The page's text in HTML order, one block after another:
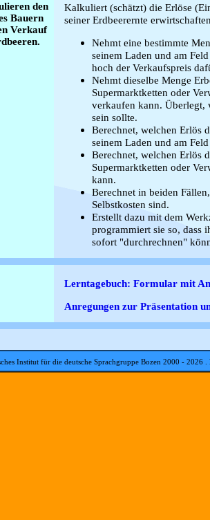
den
Bauern
Verkauf
Kalkuliert (schätzt) die Erlöse
seiner Erdbeerernte
Nehmt eine bestimmte
seinem Laden und am
hoch der Verkaufspreis
Nehmt dieselbe Menge
Supermarktketten oder
verkaufen kann. Überlegt,
sein sollte.
Berechnet, welchen Erlös
seinem Laden und am
Berechnet, welchen Erlös
Supermarktketten oder
kann.
Berechnet in beiden
Selbstkosten sind.
Erstellt dazu mit dem
programmiert sie so, dass
sofort "durchrechnen"
Lerntagebuch: Formular mit
Anregungen zur Präsentation
Institut für die deutsche Sprachgruppe Bozen 2000 - 2026